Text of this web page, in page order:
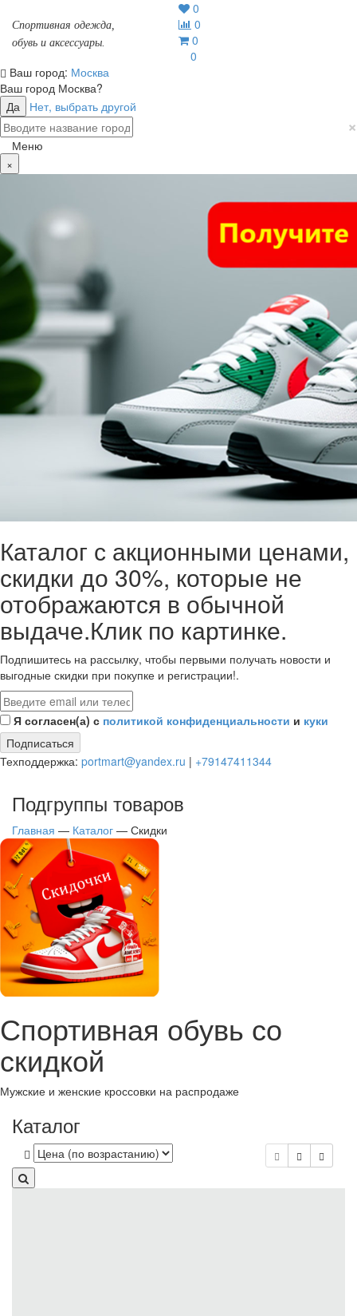
Спортивная одежда,
обувь и аксессуары.
0
0
0
0
Ваш город: Москва
Ваш город Москва?
Да
Нет, выбрать другой
×
Меню
×
Каталог с акционными ценами,
скидки до 30%, которые не
отображаются в обычной
выдаче.Клик по картинке.
Подпишитесь на рассылку, чтобы первыми получать новости и
выгодные скидки при покупке и регистрации!.
Я согласен(а) с политикой конфиденциальности и куки
Подписаться
Техподдержка: portmart@yandex.ru | +79147411344
Подгруппы товаров
Главная — Каталог — Скидки
Спортивная обувь со
скидкой
Мужские и женские кроссовки на распродаже
Каталог